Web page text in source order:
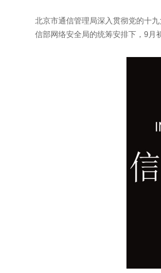
北京市通信管理局深入贯彻党的十
信部网络安全局的统筹安排下，9月